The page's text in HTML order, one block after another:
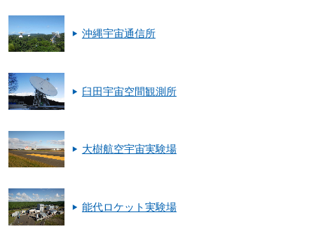
沖縄宇宙通信所
臼田宇宙空間観測所
大樹航空宇宙実験場
能代ロケット実験場